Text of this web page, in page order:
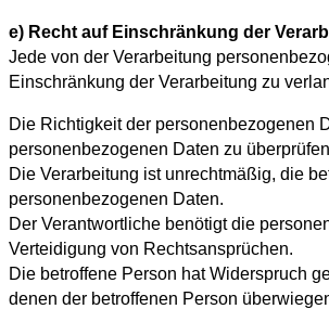
e) Recht auf Einschränkung der
Jede von der Verarbeitung
Einschränkung der Verarbeitung zu
Die Richtigkeit der personenbezogenen
personenbezogenen Daten zu
Die Verarbeitung ist unrechtmäßig, die
personenbezogenen Daten.
Der Verantwortliche benötigt die
Verteidigung von Rechtsansprüchen.
Die betroffene Person hat Widerspruch
denen der betroffenen Person